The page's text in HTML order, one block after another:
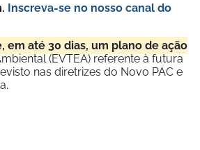
Inscreva-se no nosso canal do
em até 30 dias, um plano de ação
(EVTEA) referente à futura
nas diretrizes do Novo PAC e